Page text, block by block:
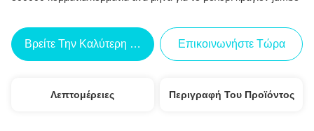
Βρείτε Την Καλύτερη Τιμή Επικοινωνήστε Τώρα
Λεπτομέρειες Περιγραφή Του Προϊόντος